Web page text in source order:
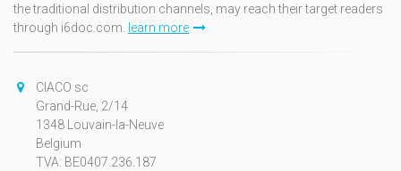
the traditional distribution channels, may reach their target readers
through i6doc.com. learn more
CIACO sc
Grand-Rue, 2/14
1348 Louvain-la-Neuve
Belgium
TVA: BE0407.236.187